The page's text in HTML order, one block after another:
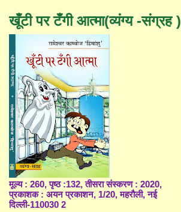
खूँटी पर टँगी आत्मा(व्यंग्य -संग्रह )
मूल्य : 260, पृष्ठ :132, तीसरा संस्करण : 2020,
प्रकाशक : अयन प्रकाशन, 1/20, महरौली, नई
दिल्ली-110030 2